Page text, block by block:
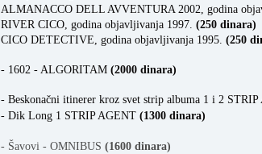
ALMANACCO DELL AVVENTURA 2002, godina
RIVER CICO, godina objavljivanja 1997. (250 dinara)
CICO DETECTIVE, godina objavljivanja 1995. (250
- 1602 - ALGORITAM (2000 dinara)
- Beskonačni itinerer kroz svet strip albuma 1 i 2
- Dik Long 1 STRIP AGENT (1300 dinara)
- Šavovi - OMNIBUS (1600 dinara)